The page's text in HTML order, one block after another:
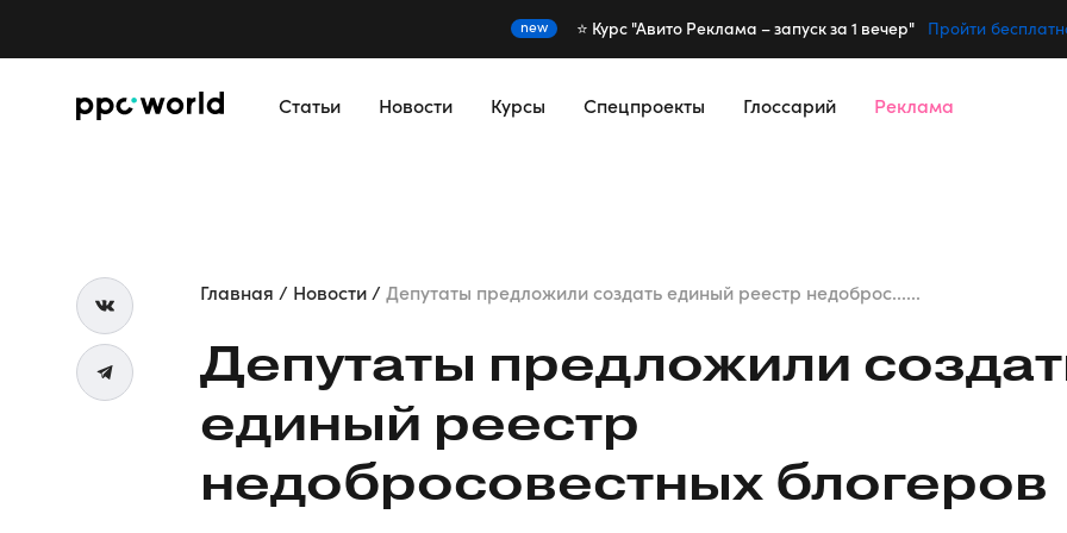
new ⭐️ Курс "Авито Реклама – запуск за 1 вечер" Пройти
Статьи Новости Курсы Спецпроекты Глоссарий Реклама
Главная Новости Депутаты предложили создать единый реестр недоброс......
Депутаты предложили
единый реестр
недобросовестных блогеров